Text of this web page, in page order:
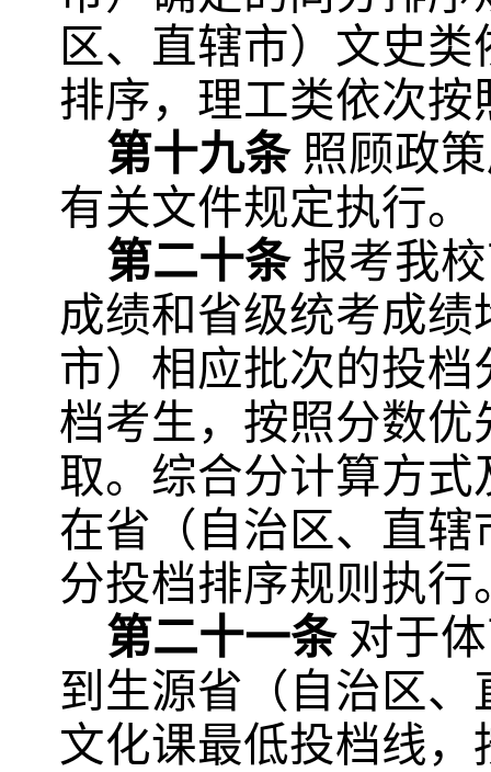
区、直辖市）文史
排序，理工类依次
第十九条 照顾政
有关文件规定执行。
第二十条 报考我
成绩和省级统考成
市）相应批次的投
档考生，按照分数
取。综合分计算方
在省（自治区、直
分投档排序规则执行
第二十一条 对于
到生源省（自治区
文化课最低投档线